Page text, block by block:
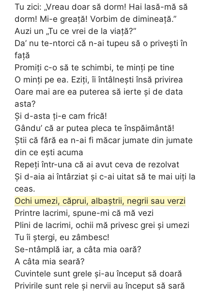
Tu zici: „Vreau doar să dorm! Hai lasă-mă să
dorm! Mi-e greață! Vorbim de dimineață.”
Auzi un „Tu ce vrei de la viață?”
Da’ nu te-ntorci că n-ai tupeu să o privești în
față
Promiți c-o să te schimbi, te minți pe tine
O minți pe ea. Eziți, îi întâlnești însă privirea
Oare mai are ea puterea să ierte și de data
asta?
Și d-asta ți-e cam frică!
Gându’ că ar putea pleca te înspăimântă!
Știi că fără ea n-ai fi măcar jumate din jumate
din ce ești acuma
Repeți într-una că ai avut ceva de rezolvat
Și d-aia ai întârziat și c-ai uitat să te mai uiți la
ceas.
Ochi umezi, căprui, albaștrii, negrii sau verzi
Printre lacrimi, spune-mi că mă vezi
Plini de lacrimi, ochii mă privesc grei și umezi
Tu îi ștergi, eu zâmbesc!
Se-ntâmplă iar, a câta mia oară?
A câta mia seară?
Cuvintele sunt grele și-au început să doară
Privirile sunt rele și nervii au început să sară